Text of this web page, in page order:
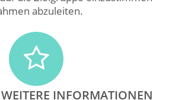
abzuleiten.
INFORMATIONEN